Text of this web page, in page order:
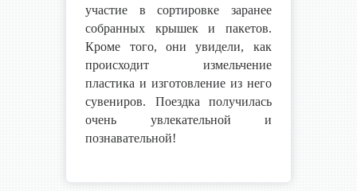
участие в сортировке заранее
собранных крышек и пакетов.
Кроме того, они увидели, как
происходит измельчение
пластика и изготовление из него
сувениров. Поездка получилась
очень увлекательной и
познавательной!